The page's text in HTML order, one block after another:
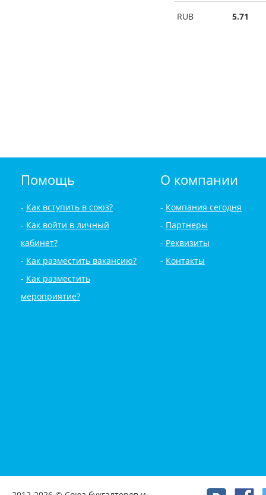
RUB 5.71
Помощь
Как вступить в союз?
Как войти в личный
кабинет?
Как разместить вакансию?
Как разместить
мероприятие?
О компании
Компания сегодня
Партнеры
Реквизиты
Контакты